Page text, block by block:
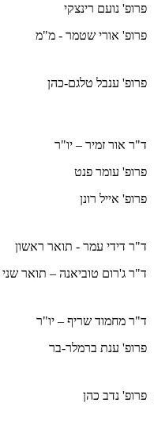
פרופ' נועם רינצקי
פרופ' אורי שטמר - מ"מ
פרופ' ענבל טלגם-כהן
ד"ר אור זמיר – יו"ר
פרופ' עומר פנט
פרופ' אייל רונן
ד"ר דידי עמר - תואר ראשון
ד"ר ג'רום טוביאנה – תואר שני
ד"ר מחמוד שריף – יו"ר
פרופ' ענת ברמלר-בר
פרופ' נדב כהן